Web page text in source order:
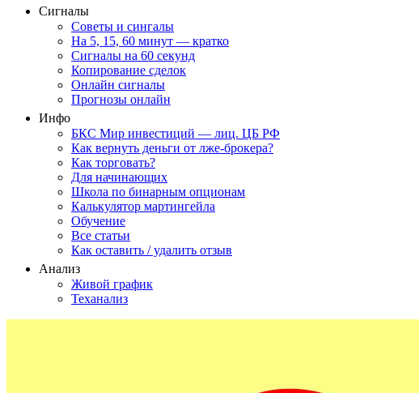
Сигналы
Советы и сингалы
На 5, 15, 60 минут — кратко
Сигналы на 60 секунд
Копирование сделок
Онлайн сигналы
Прогнозы онлайн
Инфо
БКС Мир инвестиций — лиц. ЦБ РФ
Как вернуть деньги от лже-брокера?
Как торговать?
Для начинающих
Школа по бинарным опционам
Калькулятор мартингейла
Обучение
Все статьи
Как оставить / удалить отзыв
Анализ
Живой график
Теханализ